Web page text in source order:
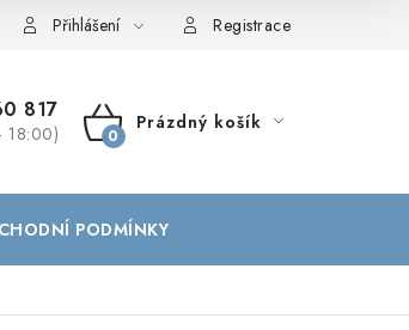
Přihlášení Registrace
817
18:00)
NÁKUPNÍ
Prázdný košík
PODMÍNKY